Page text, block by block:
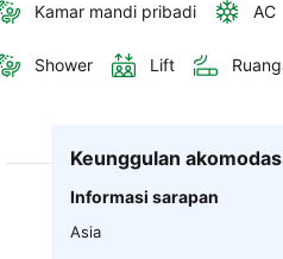
Kamar mandi pribadi AC
Shower Lift
Keunggulan
Informasi sarapan
Asia